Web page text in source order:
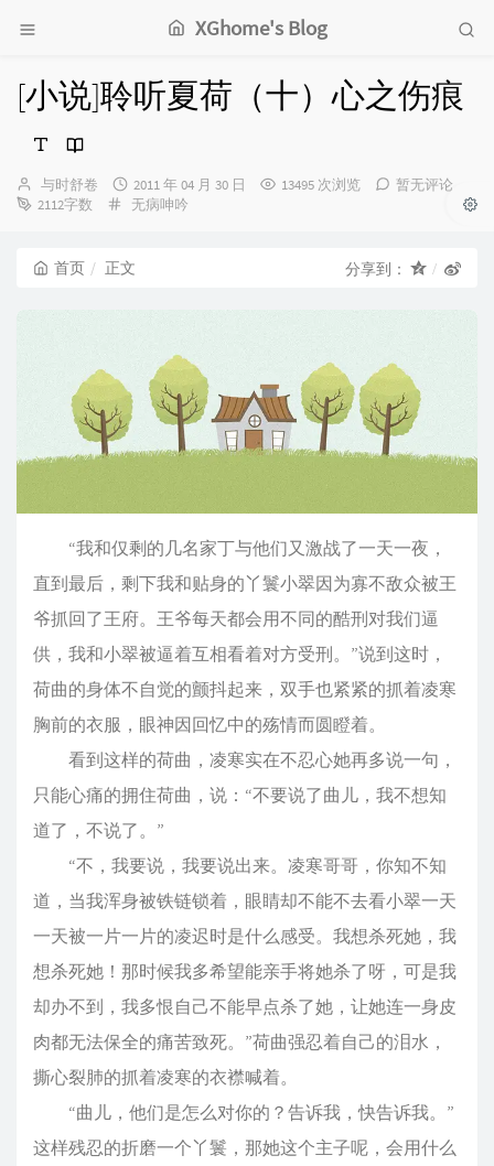
XGhome's Blog
[小说]聆听夏荷（十）心之伤痕
博
主：
与时舒卷
发
布
2011 年 04 月 30 日 13495 次浏览
暂无评论
2112字数
分
无病呻吟
首页 正文 分享到：
“我和仅剩的几名家丁与他们又激战了一天一夜，
直到最后，剩下我和贴身的丫鬟小翠因为寡不敌众被王
爷抓回了王府。王爷每天都会用不同的酷刑对我们逼
供，我和小翠被逼着互相看着对方受刑。”说到这时，
荷曲的身体不自觉的颤抖起来，双手也紧紧的抓着凌寒
胸前的衣服，眼神因回忆中的殇情而圆瞪着。
看到这样的荷曲，凌寒实在不忍心她再多说一句，
只能心痛的拥住荷曲，说：“不要说了曲儿，我不想知
道了，不说了。”
“不，我要说，我要说出来。凌寒哥哥，你知不知
道，当我浑身被铁链锁着，眼睛却不能不去看小翠一天
一天被一片一片的凌迟时是什么感受。我想杀死她，我
想杀死她！那时候我多希望能亲手将她杀了呀，可是我
却办不到，我多恨自己不能早点杀了她，让她连一身皮
肉都无法保全的痛苦致死。”荷曲强忍着自己的泪水，
撕心裂肺的抓着凌寒的衣襟喊着。
“曲儿，他们是怎么对你的？告诉我，快告诉我。”
这样残忍的折磨一个丫鬟，那她这个主子呢，会用什么